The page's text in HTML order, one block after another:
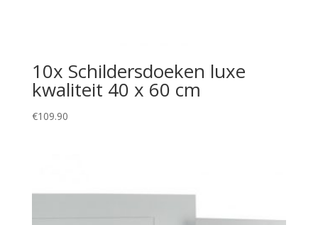
10x Schildersdoeken luxe
kwaliteit 40 x 60 cm
€109.90